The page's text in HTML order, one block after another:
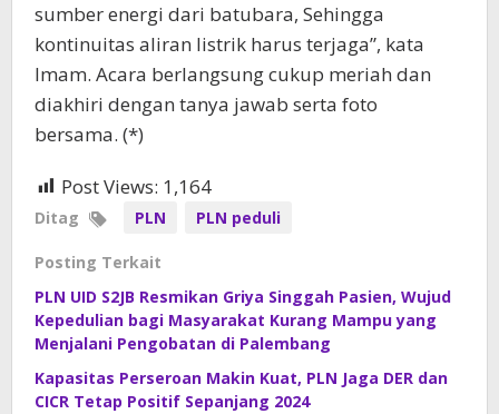
sumber energi dari batubara, Sehingga
kontinuitas aliran listrik harus terjaga”, kata
Imam. Acara berlangsung cukup meriah dan
diakhiri dengan tanya jawab serta foto
bersama. (*)
Post Views: 1,164
Ditag PLN PLN peduli
Posting Terkait
PLN UID S2JB Resmikan Griya Singgah Pasien, Wujud
Kepedulian bagi Masyarakat Kurang Mampu yang
Menjalani Pengobatan di Palembang
Kapasitas Perseroan Makin Kuat, PLN Jaga DER dan
CICR Tetap Positif Sepanjang 2024